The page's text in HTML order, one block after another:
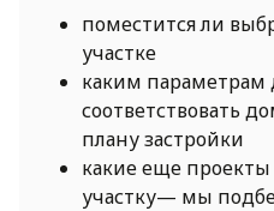
поместится ли
участке
каким параметрам
соответствовать
плану застройки
какие еще
участку— мы